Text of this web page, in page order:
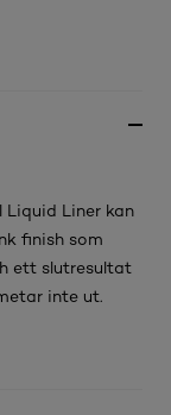
Liquid Liner kan
finish som
ett slutresultat
inte ut.